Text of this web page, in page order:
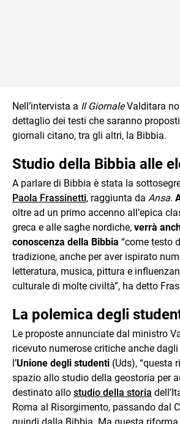
Nell’intervista a Il GiornaleValditara
dettaglio dei testi che saranno
giornali citano, tra gli altri, la Bibbia.
Studio della Bibbia alle
A parlare di Bibbia è stata la
Paola Frassinetti, raggiunta da Ansa.
oltre ad un primo accenno all’epica
greca e alle saghe nordiche, verrà
conoscenza della Bibbia “come testo
tradizione, anche per aver ispirato
letteratura, musica, pittura e
culturale di molte civiltà”, ha detto
La polemica degli
Le proposte annunciate dal ministro
ricevuto numerose critiche anche dagli
l’Unione degli studenti (Uds), “questa
spazio allo studio della geostoria per
destinato allo studio della storia
Roma al Risorgimento, passando dal